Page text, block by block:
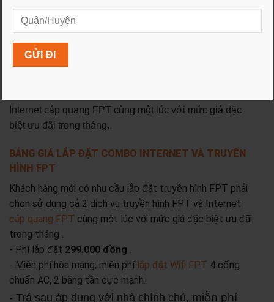
cước internet gia đình
2. DỊCH VỤ COMBO INTERNET FPT VÀ
TRUYỀN HÌNH
Internet cáp quang FPT cùng một lúc với mức giá đặc
biệt ưu đãi trong tháng.
BẢNG GIÁ LẮP ĐẶT COMBO INTERNET VÀ TRUYỀN
HÌNH FPT
Khách hàng mới có nhu cầu lắp đặt truyền hình FPT phải
chọn sử dụng cả 2 dịch vụ truyền hình FPT và Internet
cáp quang FPT cùng một lúc với mức giá đặc biệt ưu đãi
trong tháng .
- Phí lắp đặt 299.000 đồng .
- Miễn phí hòa mạng, miễn phí lắp đặt Wifi FPT 4 cổng
chuẩn AC, 2 băng tần cực mạnh.
- Trả sau áp dụng với nhà chính chủ, miễn phí